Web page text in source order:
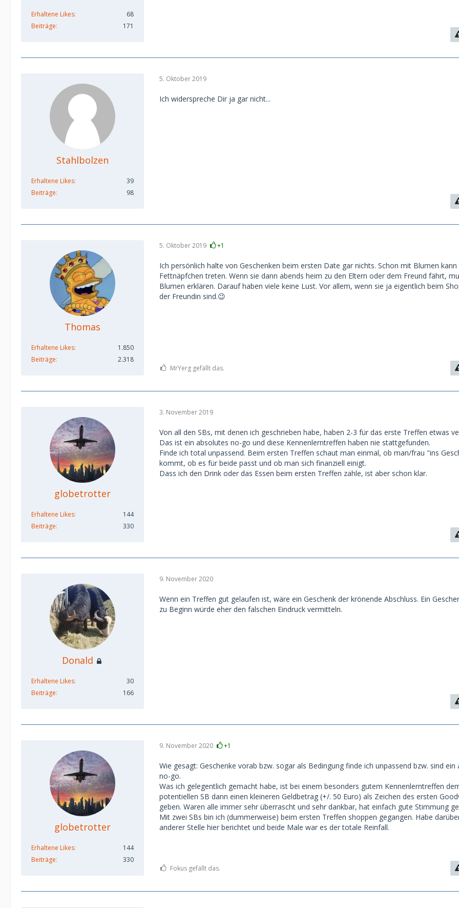
Erhaltene Likes
68
Beiträge
171
Stahlbolzen
Erhaltene Likes
39
Beiträge
98
5. Oktober 2019
Ich widerspreche Dir ja gar nicht...
Thomas
Erhaltene Likes
1.850
Beiträge
2.318
5. Oktober 2019 +1
Ich persönlich halte von Geschenken beim ersten Date gar nichts. Schon mit Blumen
Fettnäpfchen treten. Wenn sie dann abends heim zu den Eltern oder dem Freund fährt,
Blumen erklären. Darauf haben viele keine Lust. Vor allem, wenn sie ja eigentlich beim
der Freundin sind.😉
MrYerg gefällt das.
globetrotter
Erhaltene Likes
144
Beiträge
330
3. November 2019
Von all den SBs, mit denen ich geschrieben habe, haben 2-3 für das erste Treffen etwas
Das ist ein absolutes no-go und diese Kennenlerntreffen haben nie stattgefunden.
Finde ich total unpassend. Beim ersten Treffen schaut man einmal, ob man/frau "ins
kommt, ob es für beide passt und ob man sich finanziell einigt.
Dass ich den Drink oder das Essen beim ersten Treffen zahle, ist aber schon klar.
Donald
Erhaltene Likes
30
Beiträge
166
9. November 2020
Wenn ein Treffen gut gelaufen ist, wäre ein Geschenk der krönende Abschluss. Ein
zu Beginn würde eher den falschen Eindruck vermitteln.
globetrotter
Erhaltene Likes
144
Beiträge
330
9. November 2020 +1
Wie gesagt: Geschenke vorab bzw. sogar als Bedingung finde ich unpassend bzw. sind ein
no-go.
Was ich gelegentlich gemacht habe, ist bei einem besonders gutem Kennenlerntreffen
potentiellen SB dann einen kleineren Geldbetrag (+/. 50 Euro) als Zeichen des ersten
geben. Waren alle immer sehr überrascht und sehr dankbar, hat einfach gute Stimmung
Mit zwei SBs bin ich (dummerweise) beim ersten Treffen shoppen gegangen. Habe
anderer Stelle hier berichtet und beide Male war es der totale Reinfall.
Fokus gefällt das.